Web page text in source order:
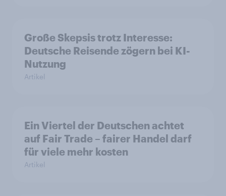
Große Skepsis trotz Interesse:
Deutsche Reisende zögern bei KI-
Nutzung
Artikel
Ein Viertel der Deutschen achtet
auf Fair Trade – fairer Handel darf
für viele mehr kosten
Artikel